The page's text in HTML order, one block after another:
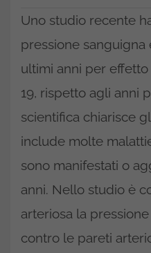
Uno studio recente
pressione sanguigna
ultimi anni per
19, rispetto agli anni
scientifica chiarisce
include molte
sono manifestati o
anni. Nello studio è
arteriosa la
contro le pareti